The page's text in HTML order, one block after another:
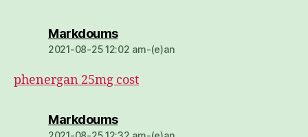
Markdoumsdio:
2021-08-25 12:02 am-(e)an
phenergan 25mg cost
Markdoumsdio: